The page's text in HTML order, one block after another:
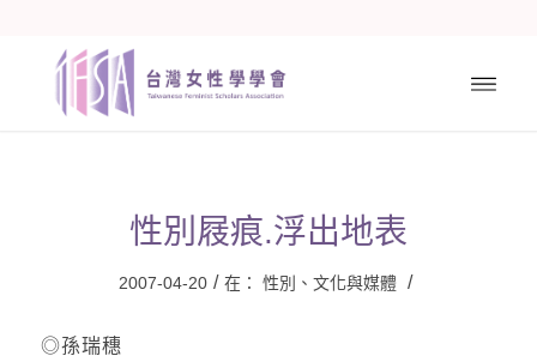
性別屐痕.浮出地表
2007-04-20 / 在： 性別、文化與媒體 /
◎孫瑞穗